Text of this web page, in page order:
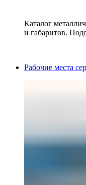
Каталог
и габаритов.
Рабочие места